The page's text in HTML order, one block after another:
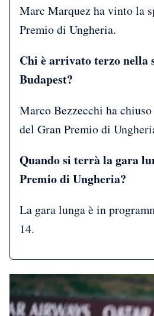
Marc Marquez ha vinto la
Premio di Ungheria.
Chi è arrivato terzo nella
Budapest?
Marco Bezzecchi ha
del Gran Premio di
Quando si terrà la gara
Premio di Ungheria?
La gara lunga è in
14.